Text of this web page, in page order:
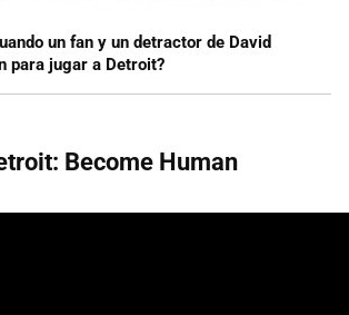
un fan y un detractor de David
para jugar a Detroit?
Become Human